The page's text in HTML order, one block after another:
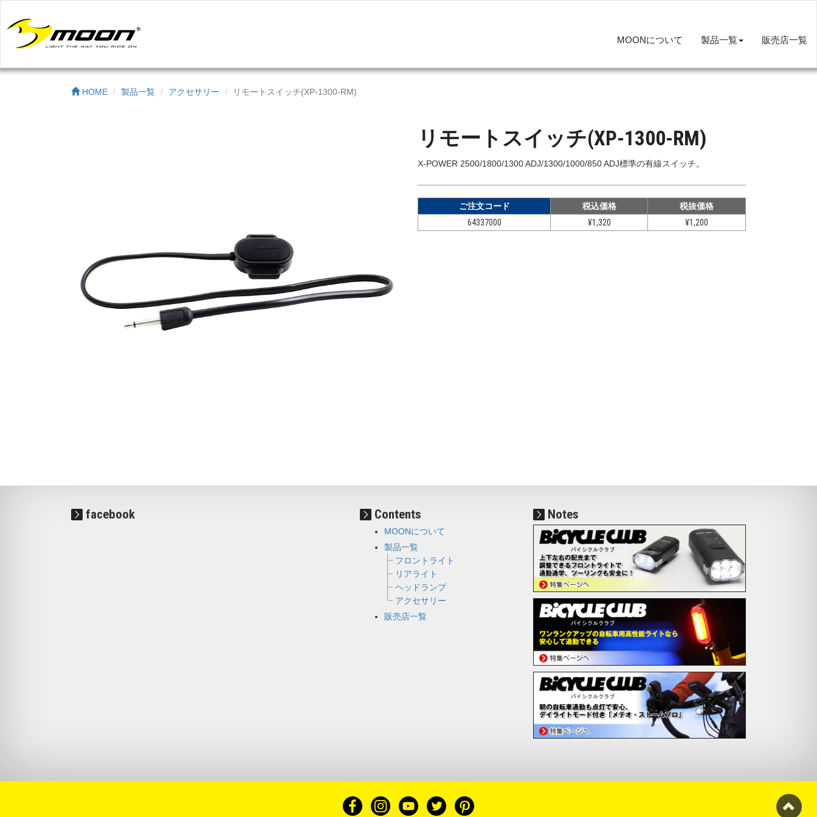
MOONについて 製品一覧 販売店一覧
HOME 製品一覧 アクセサリー リモートスイッチ(XP-1300-RM)
リモートスイッチ(XP-1300-RM)
X-POWER 2500/1800/1300 ADJ/1300/1000/850 ADJ標準の有線スイッチ。
ご注文コード 税込価格
税抜価格
64337000
¥1,320 ¥1,200
Contents
MOONについて
製品一覧
フロントライト
リアライト
ヘッドランプ
アクセサリー
販売店一覧
facebook Notes